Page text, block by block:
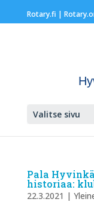
Rotary.fi |
Valitse sivu
Pala
historiaa:
22.3.2021 |